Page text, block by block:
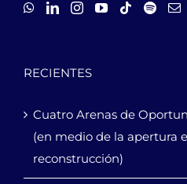
RECIENTES
Cuatro Arenas de
(en medio de la apertura
reconstrucción)